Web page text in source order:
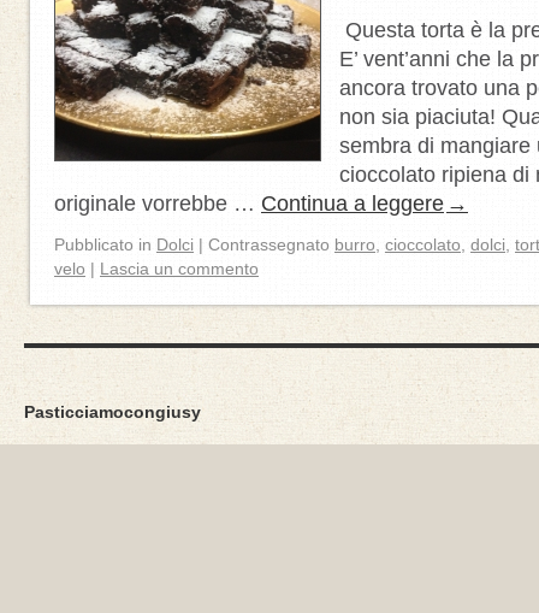
Questa torta è la
E’ vent’anni che la
ancora trovato una
non sia piaciuta!
sembra di mangiare
cioccolato ripiena di
originale vorrebbe … Continua a leggere →
Pubblicato in Dolci | Contrassegnato burro cioccolato dolci
velo | Lascia un commento
Pasticciamocongiusy